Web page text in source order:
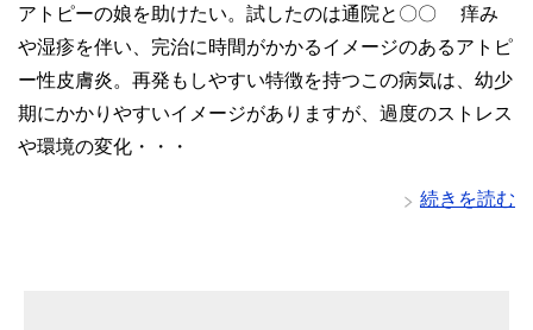
アトピーの娘を助けたい。試したのは通院と〇〇 痒み
や湿疹を伴い、完治に時間がかかるイメージのあるアトピ
ー性皮膚炎。再発もしやすい特徴を持つこの病気は、幼少
期にかかりやすいイメージがありますが、過度のストレス
や環境の変化・・・
続きを読む